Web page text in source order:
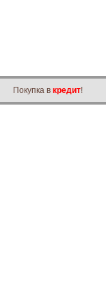
Покупка в кредит!